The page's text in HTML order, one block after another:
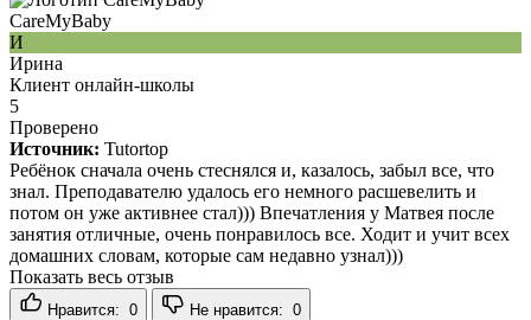
CareMyBaby
И
Ирина
Клиент онлайн-школы
5
Проверено
Источник: Tutortop
Ребёнок сначала очень стеснялся и, казалось, забыл все, что
знал. Преподавателю удалось его немного расшевелить и
потом он уже активнее стал))) Впечатления у Матвея после
занятия отличные, очень понравилось все. Ходит и учит всех
домашних словам, которые сам недавно узнал)))
Показать весь отзыв
Нравится: 0 Не нравится: 0